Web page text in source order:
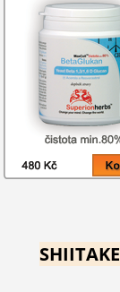
SHIITAKE